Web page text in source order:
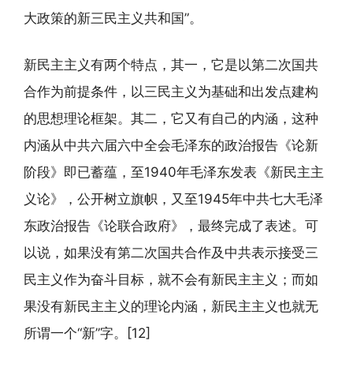
大政策的新三民主义共和国”。
新民主主义有两个特点，其一，它是以第二次国共
合作为前提条件，以三民主义为基础和出发点建构
的思想理论框架。其二，它又有自己的内涵，这种
内涵从中共六届六中全会毛泽东的政治报告《论新
阶段》即已蓄蕴，至1940年毛泽东发表《新民主主
义论》，公开树立旗帜，又至1945年中共七大毛泽
东政治报告《论联合政府》，最终完成了表述。可
以说，如果没有第二次国共合作及中共表示接受三
民主义作为奋斗目标，就不会有新民主主义；而如
果没有新民主主义的理论内涵，新民主主义也就无
所谓一个“新”字。[12]